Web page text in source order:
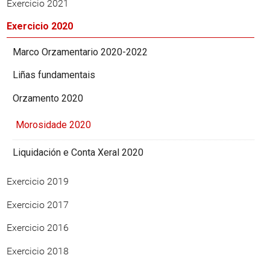
Exercicio 2021
Exercicio 2020
Marco Orzamentario 2020-2022
Liñas fundamentais
Orzamento 2020
Morosidade 2020
Liquidación e Conta Xeral 2020
Exercicio 2019
Exercicio 2017
Exercicio 2016
Exercicio 2018